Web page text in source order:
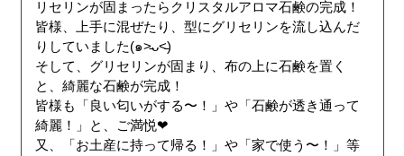
リセリンが固まったらクリスタルアロマ石鹸の完成！
皆様、上手に混ぜたり、型にグリセリンを流し込んだ
りしていました(๑˃̵ᴗ˂̵)
そして、グリセリンが固まり、布の上に石鹸を置く
と、綺麗な石鹸が完成！
皆様も「良い匂いがする〜！」や「石鹸が透き通って
綺麗！」と、ご満悦❤︎
又、「お土産に持って帰る！」や「家で使う〜！」等